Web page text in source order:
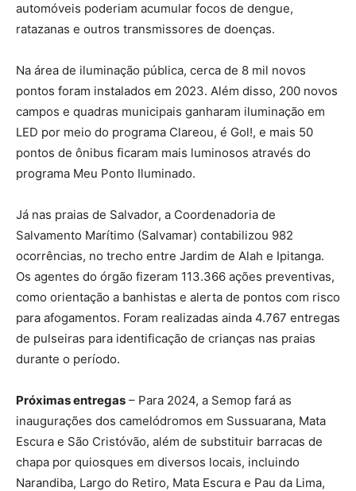
automóveis poderiam acumular focos de dengue,
ratazanas e outros transmissores de doenças.
Na área de iluminação pública, cerca de 8 mil novos
pontos foram instalados em 2023. Além disso, 200 novos
campos e quadras municipais ganharam iluminação em
LED por meio do programa Clareou, é Gol!, e mais 50
pontos de ônibus ficaram mais luminosos através do
programa Meu Ponto Iluminado.
Já nas praias de Salvador, a Coordenadoria de
Salvamento Marítimo (Salvamar) contabilizou 982
ocorrências, no trecho entre Jardim de Alah e Ipitanga.
Os agentes do órgão fizeram 113.366 ações preventivas,
como orientação a banhistas e alerta de pontos com risco
para afogamentos. Foram realizadas ainda 4.767 entregas
de pulseiras para identificação de crianças nas praias
durante o período.
Próximas entregas – Para 2024, a Semop fará as
inaugurações dos camelódromos em Sussuarana, Mata
Escura e São Cristóvão, além de substituir barracas de
chapa por quiosques em diversos locais, incluindo
Narandiba, Largo do Retiro, Mata Escura e Pau da Lima,